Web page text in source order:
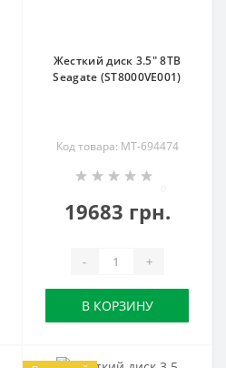
Жесткий диск 3.5" 8TB
Seagate (ST8000VE001)
Код товара: MT-694474
19683 грн.
- +
В КОРЗИНУ